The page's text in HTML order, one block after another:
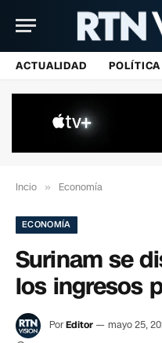
ACTUALIDAD POLÍTICA
Incio » Economía
ECONOMÍA
Surinam se
los ingresos
PorEditor mayo 25,